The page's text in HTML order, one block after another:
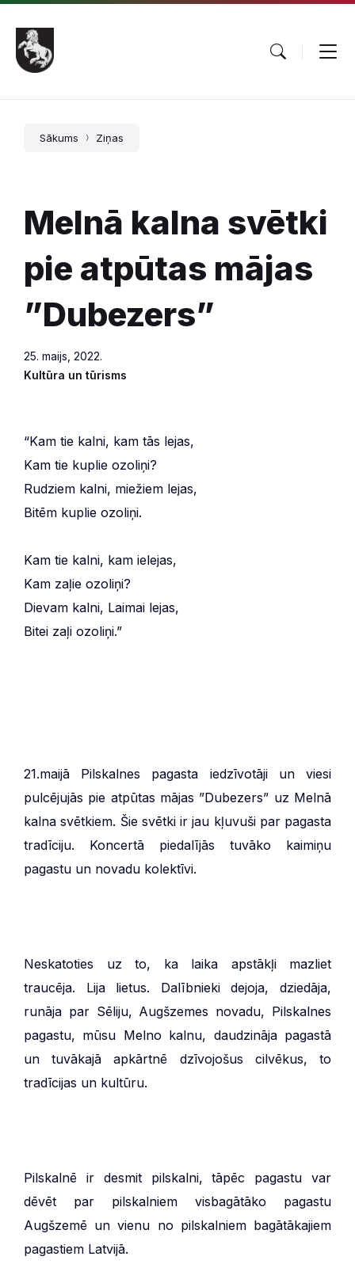
Pāriet
saturu
Skip
main
navigation
Skip
footer
Sākums Ziņas
Melnā kalna svētki
pie atpūtas mājas
”Dubezers”
25. maijs, 2022.
Kultūra un tūrisms
“Kam tie kalni, kam tās lejas,
Kam tie kuplie ozoliņi?
Rudziem kalni, miežiem lejas,
Bitēm kuplie ozoliņi.
Kam tie kalni, kam ielejas,
Kam zaļie ozoliņi?
Dievam kalni, Laimai lejas,
Bitei zaļi ozoliņi.”
21.maijā Pilskalnes pagasta iedzīvotāji un viesi
pulcējujās pie atpūtas mājas ”Dubezers” uz Melnā
kalna svētkiem. Šie svētki ir jau kļuvuši par pagasta
tradīciju. Koncertā piedalījās tuvāko kaimiņu
pagastu un novadu kolektīvi.
Neskatoties uz to, ka laika apstākļi mazliet
traucēja. Lija lietus. Dalībnieki dejoja, dziedāja,
runāja par Sēliju, Augšzemes novadu, Pilskalnes
pagastu, mūsu Melno kalnu, daudzināja pagastā
un tuvākajā apkārtnē dzīvojošus cilvēkus, to
tradīcijas un kultūru.
Pilskalnē ir desmit pilskalni, tāpēc pagastu var
dēvēt par pilskalniem visbagātāko pagastu
Augšzemē un vienu no pilskalniem bagātākajiem
pagastiem Latvijā.